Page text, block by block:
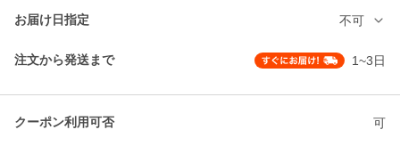
お届け日指定 不可
注文から発送まで 1~3日
クーポン利用可否 可